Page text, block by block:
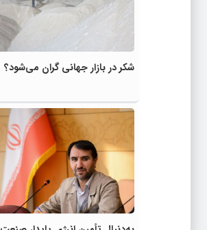
شکر در بازار جهانی گران می‌شود؟